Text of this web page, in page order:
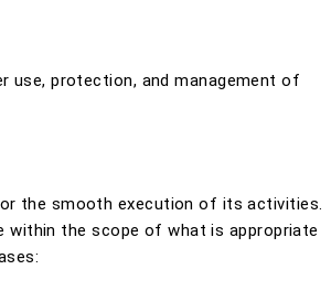
use, protection, and management of
the smooth execution of its activities.
within the scope of what is appropriate